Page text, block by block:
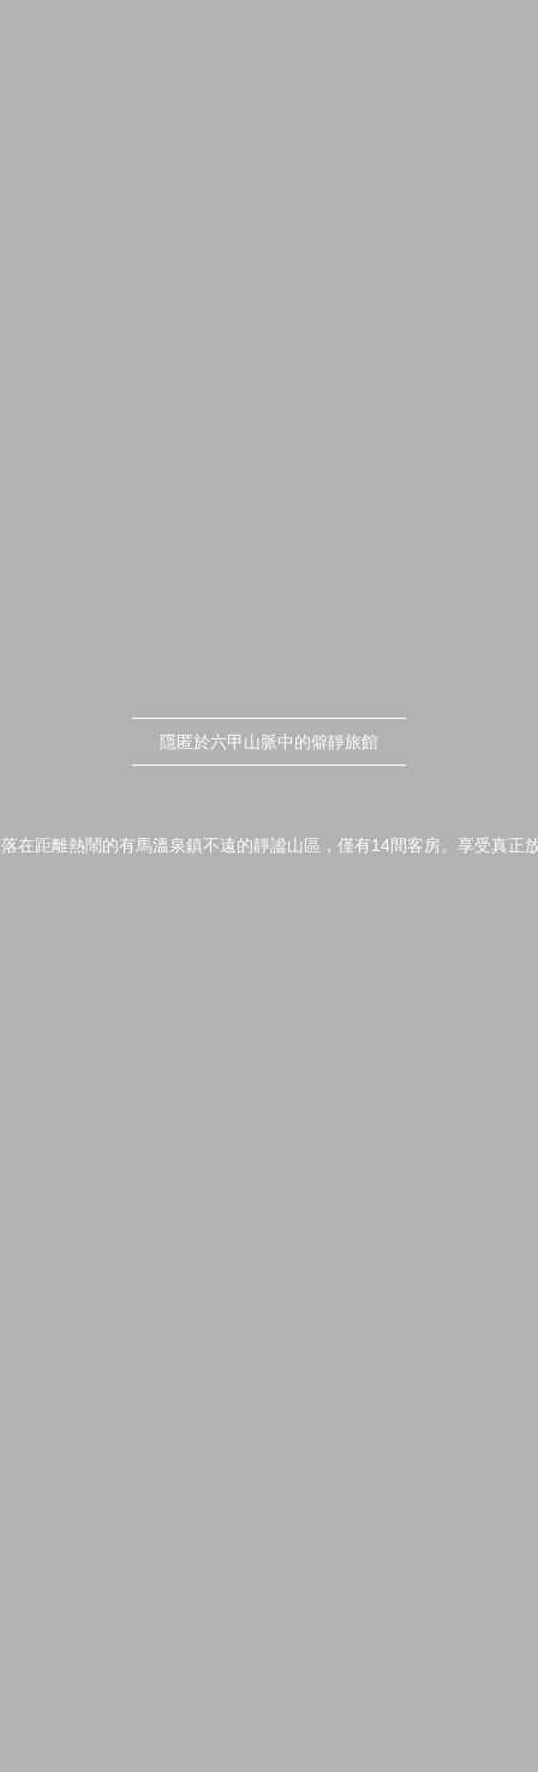
隱匿於六甲山脈中的僻靜旅館
在距離熱鬧的有馬溫泉鎮不遠的靜謐山區，僅有14間客房。享受真正